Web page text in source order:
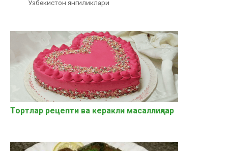
Узбекистон янгиликлари
Тортлар рецепти ва керакли масаллиқлар